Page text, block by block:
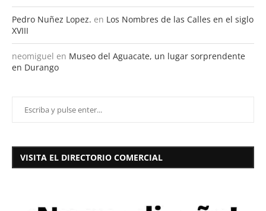
Pedro Nuñez Lopez. en Los Nombres de las Calles en el siglo
XVIII
neomiguel en Museo del Aguacate, un lugar sorprendente
en Durango
VISITA EL DIRECTORIO COMERCIAL